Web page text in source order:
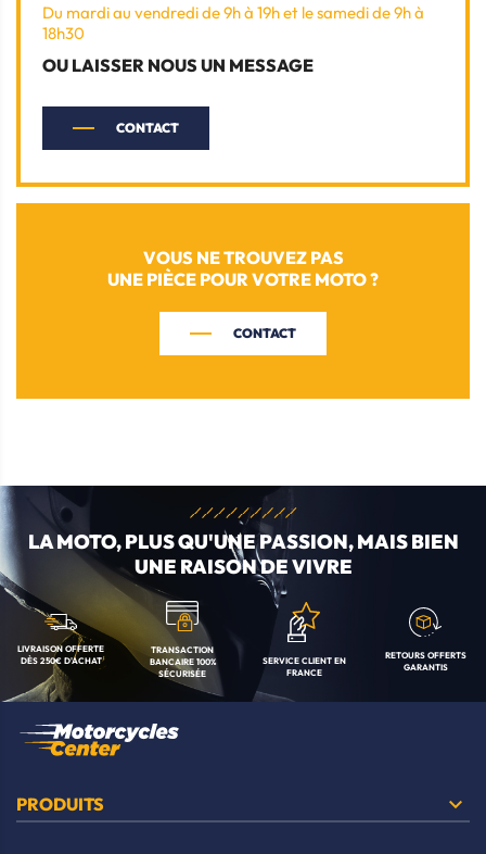
Du mardi au vendredi de 9h à 19h et le samedi de 9h à
18h30
OU LAISSER NOUS UN MESSAGE
CONTACT
VOUS NE TROUVEZ PAS
UNE PIÈCE POUR VOTRE MOTO ?
CONTACT
LIVRAISON OFFERTE
DÈS 250€ D'ACHAT
TRANSACTION
BANCAIRE 100%
SÉCURISÉE
LA MOTO, PLUS QU'UNEPASSION, MAIS BIEN
UNE RAISON DE VIVRE
SERVICE CLIENT EN
FRANCE
RETOURS OFFERTS
GARANTIS
PRODUITS 